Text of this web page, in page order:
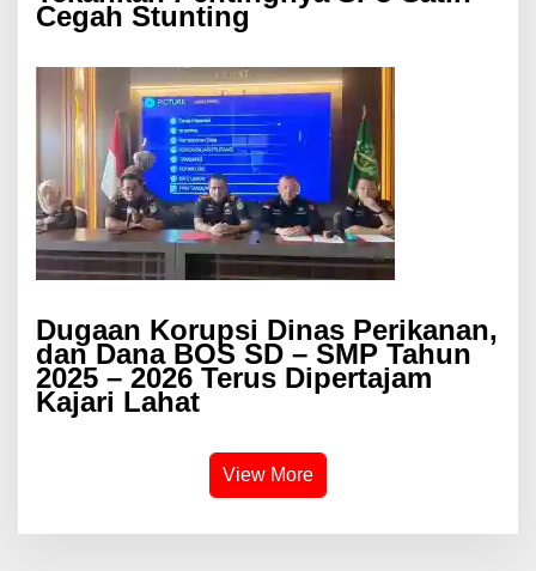
Cegah Stunting
Dugaan Korupsi Dinas Perikanan,
dan Dana BOS SD – SMP Tahun
2025 – 2026 Terus Dipertajam
Kajari Lahat
View More